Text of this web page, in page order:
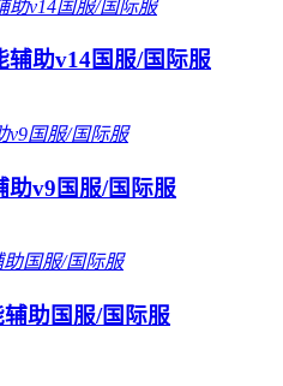
辅助v14国服/国际服
助v9国服/国际服
助国服/国际服